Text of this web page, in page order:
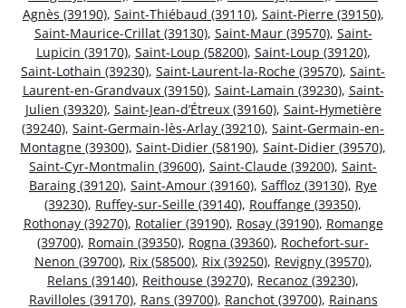
Agnès (39190), Saint-Thiébaud (39110), Saint-Pierre (39150),
Saint-Maurice-Crillat (39130), Saint-Maur (39570), Saint-
Lupicin (39170), Saint-Loup (58200), Saint-Loup (39120),
Saint-Lothain (39230), Saint-Laurent-la-Roche (39570), Saint-
Laurent-en-Grandvaux (39150), Saint-Lamain (39230), Saint-
Julien (39320), Saint-Jean-d’Étreux (39160), Saint-Hymetière
(39240), Saint-Germain-lès-Arlay (39210), Saint-Germain-en-
Montagne (39300), Saint-Didier (58190), Saint-Didier (39570),
Saint-Cyr-Montmalin (39600), Saint-Claude (39200), Saint-
Baraing (39120), Saint-Amour (39160), Saffloz (39130), Rye
(39230), Ruffey-sur-Seille (39140), Rouffange (39350),
Rothonay (39270), Rotalier (39190), Rosay (39190), Romange
(39700), Romain (39350), Rogna (39360), Rochefort-sur-
Nenon (39700), Rix (58500), Rix (39250), Revigny (39570),
Relans (39140), Reithouse (39270), Recanoz (39230),
Ravilloles (39170), Rans (39700), Ranchot (39700), Rainans